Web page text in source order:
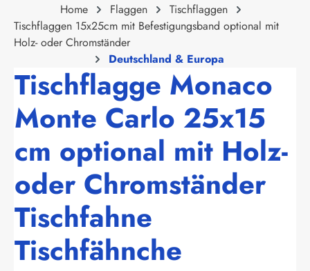
Home Flaggen
Tischflaggen
Tischflaggen 15x25cm mit Befestigungsband optional mit
Holz- oder Chromständer
Deutschland & Europa
Tischflagge Monaco
Monte Carlo 25x15
cm optional mit Holz-
oder Chromständer
Tischfahne
Tischfähnche